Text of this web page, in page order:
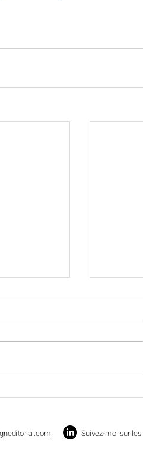
Suivez-moi sur